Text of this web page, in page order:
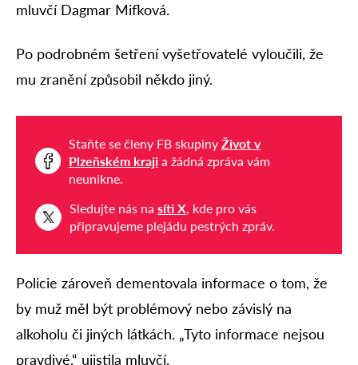
mluvčí Dagmar Mifková.
Po podrobném šetření vyšetřovatelé vyloučili, že
mu zranění způsobil někdo jiný.
Staňte se členy FB skupiny Život v
Plzeňském kraji a žádná zpráva vám
neunikne.
Sledujte nás na síti X, kde pro vás
připravujeme plejádu pestrých zpráv.
Policie zároveň dementovala informace o tom, že
by muž měl být problémový nebo závislý na
alkoholu či jiných látkách. „Tyto informace nejsou
pravdivé,“ ujistila mluvčí.